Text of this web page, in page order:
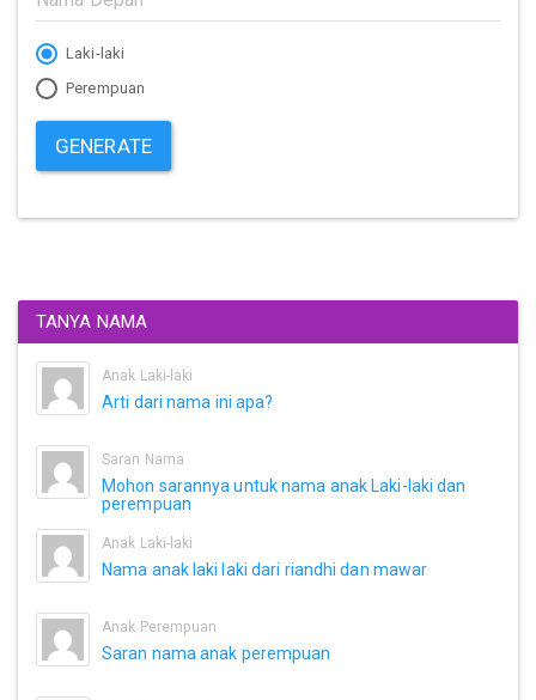
Laki-laki
Perempuan
GENERATE
TANYA NAMA
Anak Laki-laki
Arti dari nama ini apa?
Saran Nama
Mohon sarannya untuk nama anak Laki-laki dan
perempuan
Anak Laki-laki
Nama anak laki laki dari riandhi dan mawar
Anak Perempuan
Saran nama anak perempuan